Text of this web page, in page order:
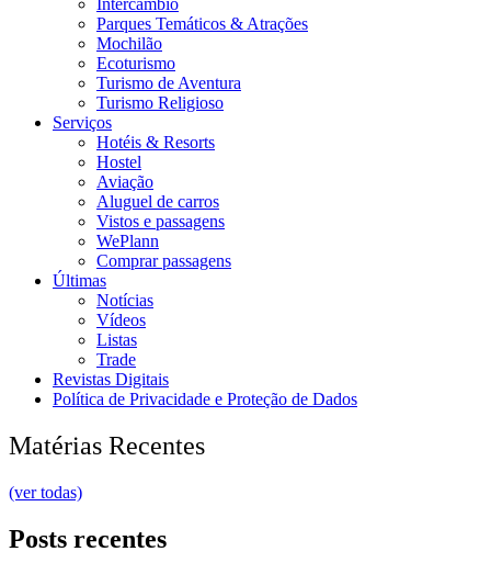
Intercâmbio
Parques Temáticos & Atrações
Mochilão
Ecoturismo
Turismo de Aventura
Turismo Religioso
Serviços
Hotéis & Resorts
Hostel
Aviação
Aluguel de carros
Vistos e passagens
WePlann
Comprar passagens
Últimas
Notícias
Vídeos
Listas
Trade
Revistas Digitais
Política de Privacidade e Proteção de Dados
Matérias Recentes
(ver todas)
Posts recentes